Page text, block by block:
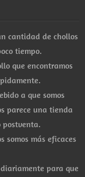
cantidad de chollos
tiempo.
que encontramos
a que somos
parece una tienda
postventa.
somos más eficaces
para que